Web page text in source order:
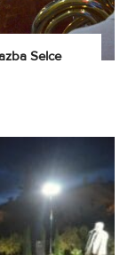
Selce